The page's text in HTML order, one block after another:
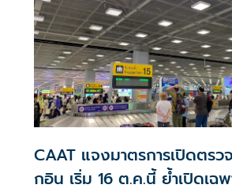
CAAT แจงมาตรการเปิดตรวจ
กอิน เริ่ม 16 ต.ค.นี้ ย้ำเปิดเฉ